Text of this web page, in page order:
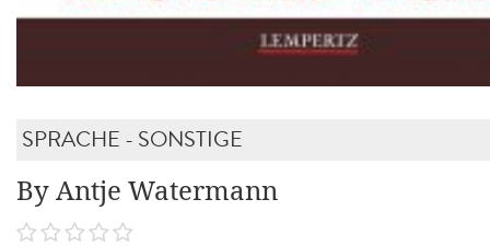
SPRACHE - SONSTIGE
By Antje Watermann